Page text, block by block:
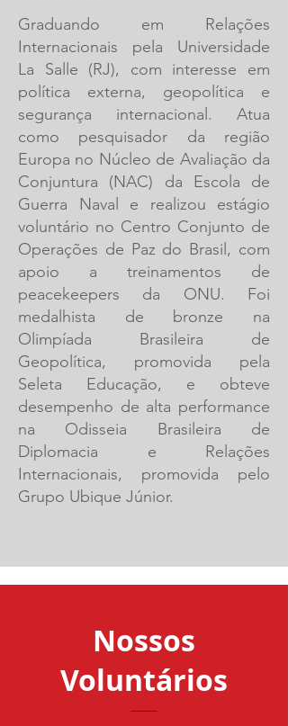
Graduando em Relações
Internacionais pela Universidade
La Salle (RJ), com interesse em
política externa, geopolítica e
segurança internacional. Atua
como pesquisador da região
Europa no Núcleo de Avaliação da
Conjuntura (NAC) da Escola de
Guerra Naval e realizou estágio
voluntário no Centro Conjunto de
Operações de Paz do Brasil, com
apoio a treinamentos de
peacekeepers da ONU. Foi
medalhista de bronze na
Olimpíada Brasileira de
Geopolítica, promovida pela
Seleta Educação, e obteve
desempenho de alta performance
na Odisseia Brasileira de
Diplomacia e Relações
Internacionais, promovida pelo
Grupo Ubique Júnior.
Nossos
Voluntários